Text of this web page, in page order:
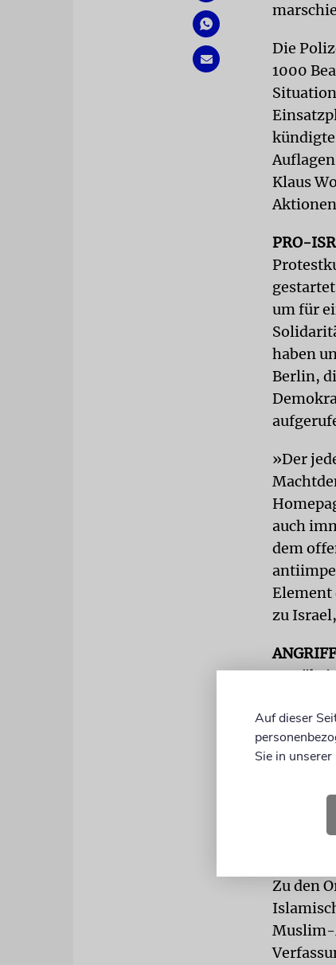
Die
1000
Klaus
PRO-
um für
haben
Berlin,
»Der
auch
dem
Element
zu
ANGRIFF
18-
seiner
Zu den
Muslim-
Auf dieser
Sie in unserer